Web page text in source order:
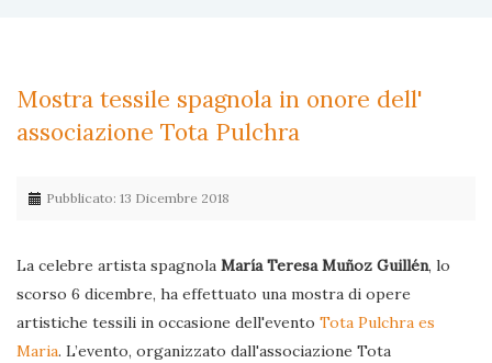
Mostra tessile spagnola in onore dell'
associazione Tota Pulchra
Pubblicato: 13 Dicembre 2018
La celebre artista spagnola María Teresa Muñoz Guillén, lo
scorso 6 dicembre, ha effettuato una mostra di opere
artistiche tessili in occasione dell'evento Tota Pulchra es
Maria. L’evento, organizzato dall'associazione Tota